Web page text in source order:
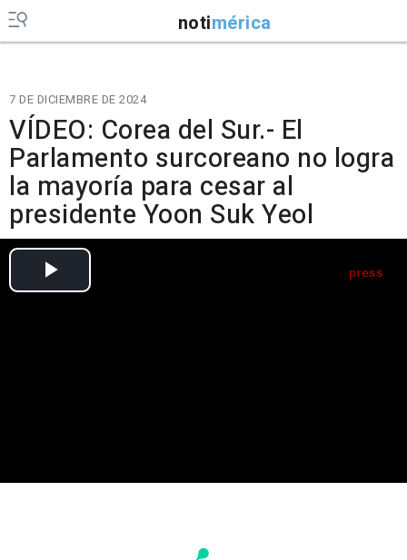
notimérica
7 DE DICIEMBRE DE 2024
VÍDEO: Corea del Sur.- El
Parlamento surcoreano no logra
la mayoría para cesar al
presidente Yoon Suk Yeol